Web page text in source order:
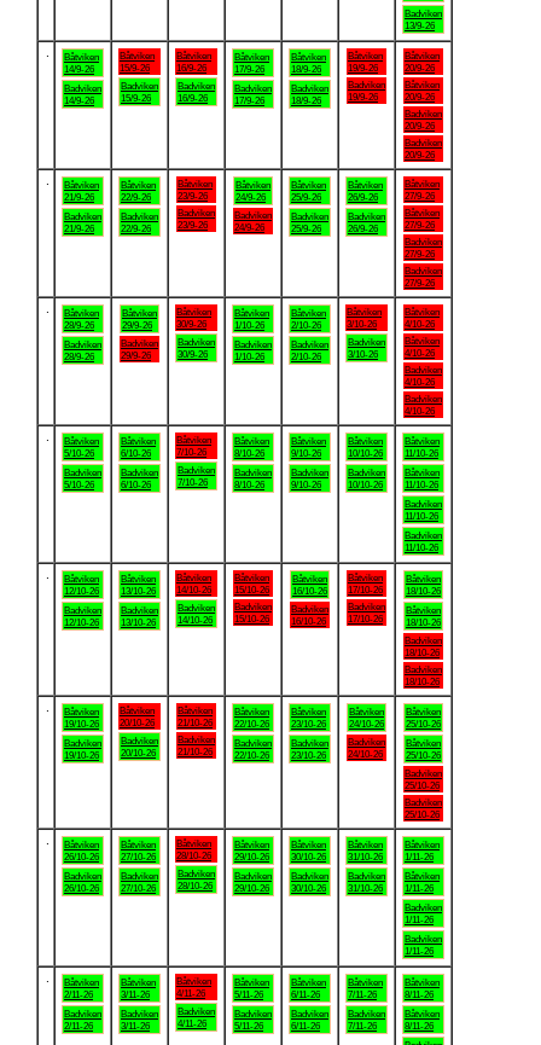
Badviken
13/9-26
Båtviken
14/9-26
Badviken
14/9-26
Båtviken
15/9-26
Badviken
15/9-26
Båtviken
16/9-26
Badviken
16/9-26
Båtviken
17/9-26
Badviken
17/9-26
Båtviken
18/9-26
Badviken
18/9-26
Båtviken
19/9-26
Badviken
19/9-26
Båtviken
20/9-26
Båtviken
20/9-26
Badviken
20/9-26
Badviken
20/9-26
Båtviken
21/9-26
Badviken
21/9-26
Båtviken
22/9-26
Badviken
22/9-26
Båtviken
23/9-26
Badviken
23/9-26
Båtviken
24/9-26
Badviken
24/9-26
Båtviken
25/9-26
Badviken
25/9-26
Båtviken
26/9-26
Badviken
26/9-26
Båtviken
27/9-26
Båtviken
27/9-26
Badviken
27/9-26
Badviken
27/9-26
Båtviken
28/9-26
Badviken
28/9-26
Båtviken
29/9-26
Badviken
29/9-26
Båtviken
30/9-26
Badviken
30/9-26
Båtviken
1/10-26
Badviken
1/10-26
Båtviken
2/10-26
Badviken
2/10-26
Båtviken
3/10-26
Badviken
3/10-26
Båtviken
4/10-26
Båtviken
4/10-26
Badviken
4/10-26
Badviken
4/10-26
Båtviken
5/10-26
Badviken
5/10-26
Båtviken
6/10-26
Badviken
6/10-26
Båtviken
7/10-26
Badviken
7/10-26
Båtviken
8/10-26
Badviken
8/10-26
Båtviken
9/10-26
Badviken
9/10-26
Båtviken
10/10-26
Badviken
10/10-26
Båtviken
11/10-26
Båtviken
11/10-26
Badviken
11/10-26
Badviken
11/10-26
Båtviken
12/10-26
Badviken
12/10-26
Båtviken
13/10-26
Badviken
13/10-26
Båtviken
14/10-26
Badviken
14/10-26
Båtviken
15/10-26
Badviken
15/10-26
Båtviken
16/10-26
Badviken
16/10-26
Båtviken
17/10-26
Badviken
17/10-26
Båtviken
18/10-26
Båtviken
18/10-26
Badviken
18/10-26
Badviken
18/10-26
Båtviken
19/10-26
Badviken
19/10-26
Båtviken
20/10-26
Badviken
20/10-26
Båtviken
21/10-26
Badviken
21/10-26
Båtviken
22/10-26
Badviken
22/10-26
Båtviken
23/10-26
Badviken
23/10-26
Båtviken
24/10-26
Badviken
24/10-26
Båtviken
25/10-26
Båtviken
25/10-26
Badviken
25/10-26
Badviken
25/10-26
Båtviken
26/10-26
Badviken
26/10-26
Båtviken
27/10-26
Badviken
27/10-26
Båtviken
28/10-26
Badviken
28/10-26
Båtviken
29/10-26
Badviken
29/10-26
Båtviken
30/10-26
Badviken
30/10-26
Båtviken
31/10-26
Badviken
31/10-26
Båtviken
1/11-26
Båtviken
1/11-26
Badviken
1/11-26
Badviken
1/11-26
Båtviken
2/11-26
Badviken
2/11-26
Båtviken
3/11-26
Badviken
3/11-26
Båtviken
4/11-26
Badviken
4/11-26
Båtviken
5/11-26
Badviken
5/11-26
Båtviken
6/11-26
Badviken
6/11-26
Båtviken
7/11-26
Badviken
7/11-26
Båtviken
8/11-26
Båtviken
8/11-26